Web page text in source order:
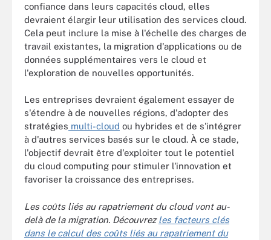
confiance dans leurs capacités cloud, elles
devraient élargir leur utilisation des services cloud.
Cela peut inclure la mise à l'échelle des charges de
travail existantes, la migration d'applications ou de
données supplémentaires vers le cloud et
l'exploration de nouvelles opportunités.
Les entreprises devraient également essayer de
s'étendre à de nouvelles régions, d'adopter des
stratégies multi-cloud ou hybrides et de s'intégrer
à d'autres services basés sur le cloud. À ce stade,
l'objectif devrait être d'exploiter tout le potentiel
du cloud computing pour stimuler l'innovation et
favoriser la croissance des entreprises.
Les coûts liés au rapatriement du cloud vont au-
delà de la migration. Découvrezles facteurs clés
dans le calcul des coûts liés au rapatriement du